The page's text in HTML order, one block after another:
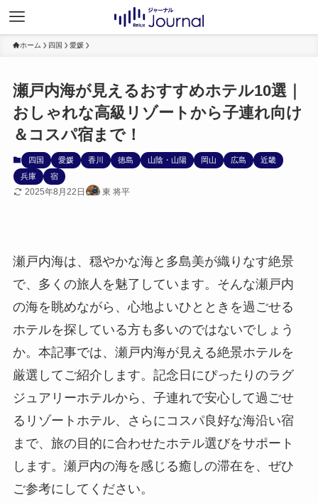
ホーム 四国 愛媛
瀬戸内海が見えるおすすめホテル10選｜
おしゃれな高級リゾートから子連れ向け
＆コスパ宿まで！
四国 愛媛 香川 徳島 山陰・山陽 岡山 広島
近畿
兵庫
宿
2025年8月22日 東 将平
瀬戸内海は、穏やかな海と多島美が織りなす絶景
で、多くの旅人を魅了しています。そんな瀬戸内
の海を眺めながら、心地よいひとときを過ごせる
ホテルを探している方も多いのではないでしょう
か。本記事では、瀬戸内海が見える絶景ホテルを
厳選してご紹介します。記念日にぴったりのラグ
ジュアリーホテルから、子連れで安心して過ごせ
るリゾートホテル、さらにコスパ良好な海沿い宿
まで、旅の目的に合わせたホテル選びをサポート
します。瀬戸内の海を感じる癒しの滞在を、ぜひ
ご参考にしてください。